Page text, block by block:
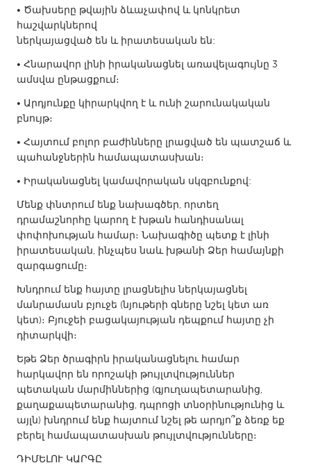
Oahu, HI
Orlando, FL
Peekskill, NY
Poughkeepsie, NY
Rockport, MA
San Antonio, TX
San Francisco, CA
Santa Cruz, CA
Seattle, WA
Westminster, MD
UZBEKISTAN
• Ծախսերը թվային ձևաչափով և կոնկրետ
հաշվարկներով
ներկայացված են և իրատեսական են:
• Հնարավոր լինի իրականացնել առավելագույնը 3
ամսվա ընթացքում։
• Արդյունքը կիրարկվող է և ունի շարունակական
բնույթ։
• Հայտում բոլոր բաժինները լրացված են պատշաճ և
պահանջներին համապատասխան։
• Իրականացնել կամավորական սկզբունքով:
Մենք փնտրում ենք նախագծեր, որտեղ
դրամաշնորհը կարող է խթան հանդիսանալ
փոփոխության համար։ Նախագիծը պետք է լինի
իրատեսական, ինչպես նաև խթանի Ձեր համայնքի
զարգացումը։
Խնդրում ենք հայտը լրացնելիս ներկայացնել
մանրամասն բյուջե (նյութերի գները նշել կետ առ
կետ)։ Բյուջեի բացակայության դեպքում հայտը չի
դիտարկվի։
Եթե Ձեր ծրագիրն իրականացնելու համար
հարկավոր են որոշակի թույլտվություններ
պետական մարմիններից (գյուղապետարանից,
քաղաքապետարանից, դպրոցի տնօրինությունից և
այլն) խնդրում ենք հայտում նշել թե արդյո՞ք ձեռք եք
բերել համապատասխան թույլտվությունները։
ԴԻՄԵԼՈՒ ԿԱՐԳԸ